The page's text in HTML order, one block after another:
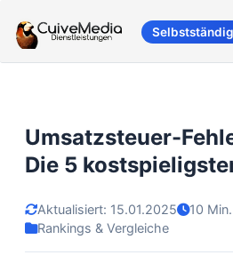
Selbstständig
Umsatzsteuer-
Die 5
Aktualisiert: 15.01.2025
10
Rankings & Vergleiche